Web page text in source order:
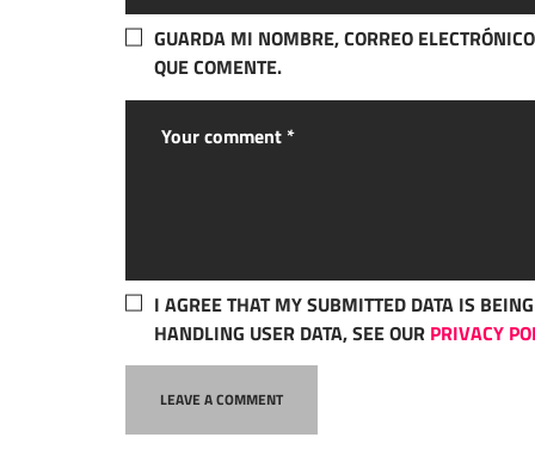
GUARDA MI NOMBRE, CORREO
QUE COMENTE.
I AGREE THAT MY SUBMITTED DATA IS
HANDLING USER DATA, SEE OUR PRIVACY